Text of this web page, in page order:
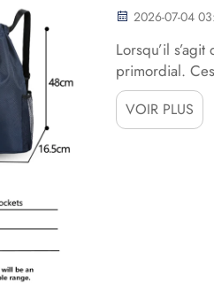
2026-07-04
Lorsqu’il
primordial.
livres ou des
une longue
VOIR PLUS